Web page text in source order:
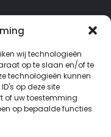
wij technologieën
op te slaan en/of te
technologieën kunnen
op deze site
of uw toestemming
op bepaalde functies
2026 - In opdracht